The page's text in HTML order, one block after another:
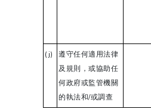
(j)
遵守任何適用法律
及規則，或協助任
何政府或監管機關
的執法和/或調查